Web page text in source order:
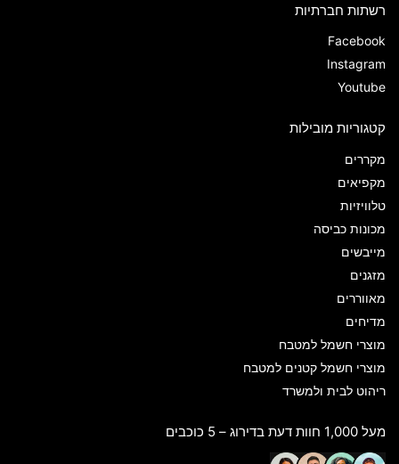
רשתות חברתיות
Facebook
Instagram
Youtube
קטגוריות מובילות
מקררים
מקפיאים
טלוויזיות
מכונות כביסה
מייבשים
מזגנים
מאווררים
מדיחים
מוצרי חשמל למטבח
מוצרי חשמל קטנים למטבח
ריהוט לבית ולמשרד
מעל 1,000 חוות דעת בדירוג – 5 כוכבים